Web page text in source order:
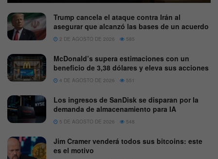
Trump cancela el ataque contra Irán al
asegurar que alcanzó las bases de un acuerdo
2 DE AGOSTO DE 2026 585
McDonald’s supera estimaciones con un
beneficio de 3,38 dólares y eleva sus acciones
4 DE AGOSTO DE 2026 551
Los ingresos de SanDisk se disparan por la
demanda de almacenamiento para IA
5 DE AGOSTO DE 2026 548
Jim Cramer venderá todos sus bitcoins: este
es el motivo